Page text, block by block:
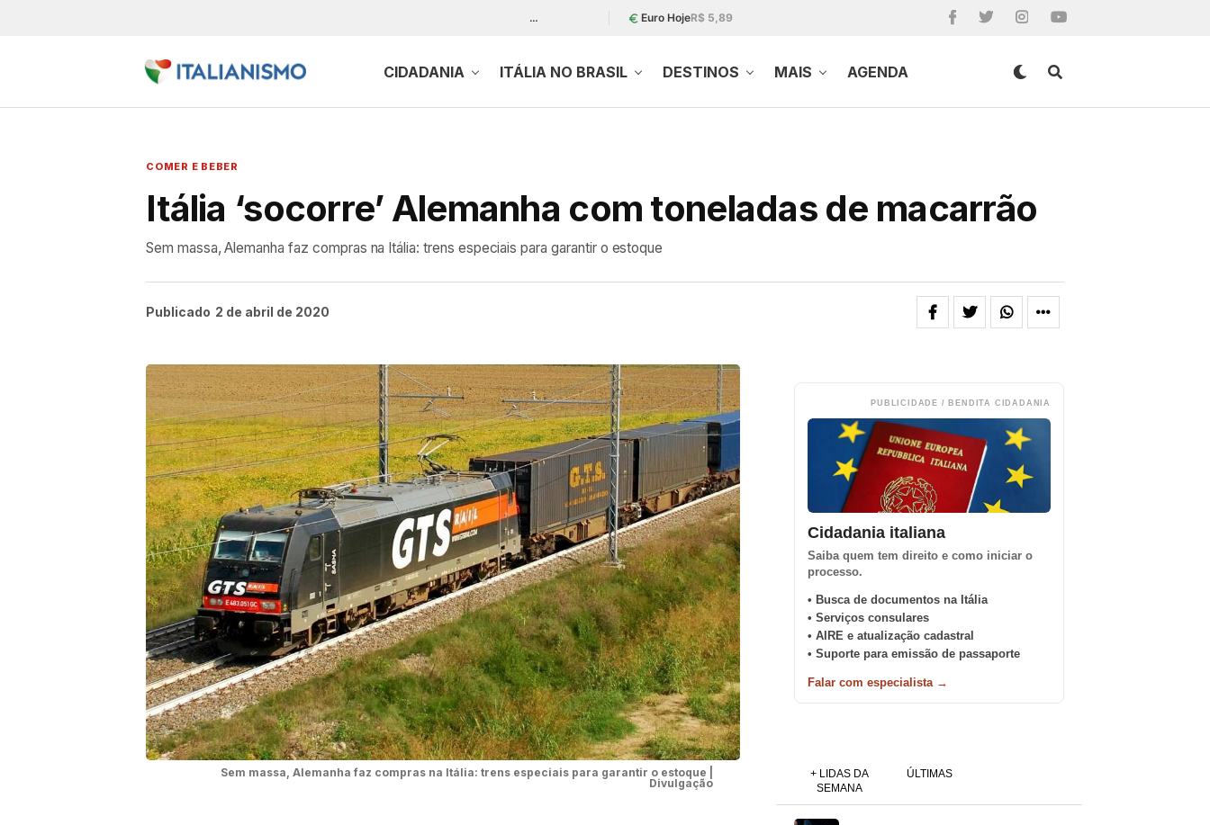
… Euro HojeR$ 5,89
CIDADANIA ITÁLIA NO BRASIL DESTINOS MAIS AGENDA
COMER E BEBER
Itália ‘socorre’ Alemanha com toneladas de macarrão
Sem massa, Alemanha faz compras na Itália: trens especiais para garantir o estoque
Publicado 2 de abril de 2020
Sem massa, Alemanha faz compras na Itália: trens especiais para garantir o estoque |
Divulgação
PUBLICIDADE / BENDITA CIDADANIA
Cidadania italiana
Saiba quem tem direito e como iniciar o
processo.
• Busca de documentos na Itália
• Serviços consulares
• AIRE e atualização cadastral
• Suporte para emissão de passaporte
Falar com especialista →
+ LIDAS DA
SEMANA
ÚLTIMAS